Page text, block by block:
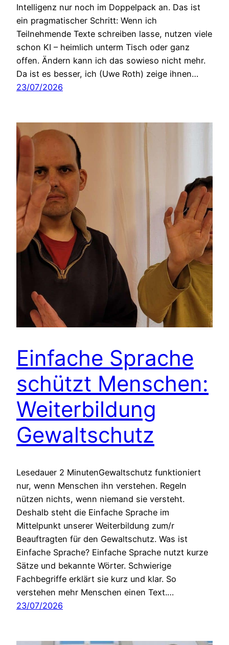
Intelligenz nur noch im Doppelpack an. Das ist
ein pragmatischer Schritt: Wenn ich
Teilnehmende Texte schreiben lasse, nutzen viele
schon KI – heimlich unterm Tisch oder ganz
offen. Ändern kann ich das sowieso nicht mehr.
Da ist es besser, ich (Uwe Roth) zeige ihnen…
23/07/2026
Einfache Sprache
schützt Menschen:
Weiterbildung
Gewaltschutz
Lesedauer 2 MinutenGewaltschutz funktioniert
nur, wenn Menschen ihn verstehen. Regeln
nützen nichts, wenn niemand sie versteht.
Deshalb steht die Einfache Sprache im
Mittelpunkt unserer Weiterbildung zum/r
Beauftragten für den Gewaltschutz. Was ist
Einfache Sprache? Einfache Sprache nutzt kurze
Sätze und bekannte Wörter. Schwierige
Fachbegriffe erklärt sie kurz und klar. So
verstehen mehr Menschen einen Text.…
23/07/2026